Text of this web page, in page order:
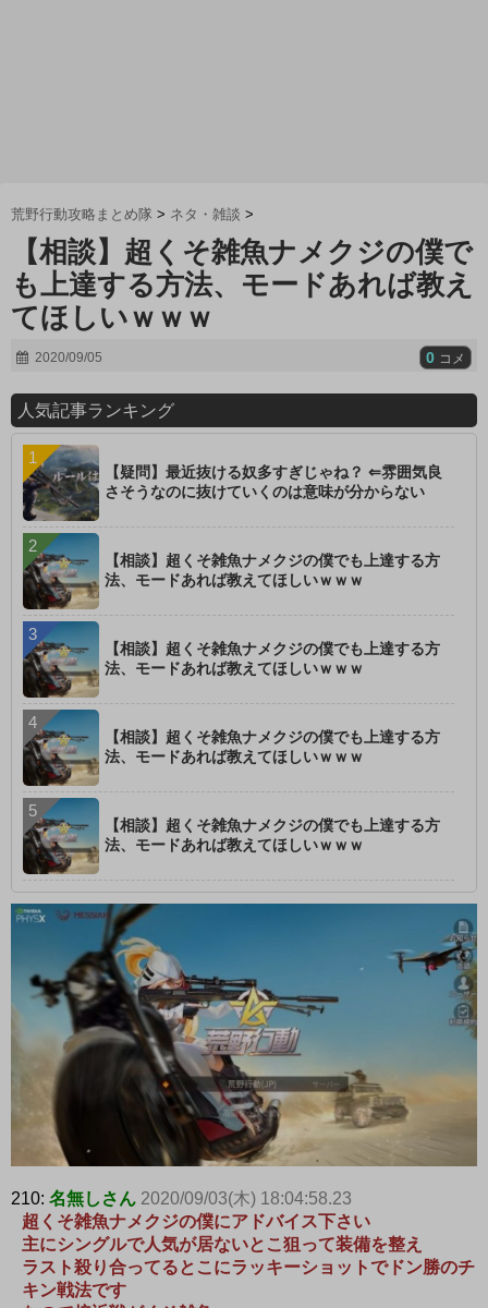
荒野行動攻略まとめ隊 > ネタ・雑談 >
【相談】超くそ雑魚ナメクジの僕で
も上達する方法、モードあれば教え
てほしいｗｗｗ
2020/09/05 0 コメ
人気記事ランキング
【疑問】最近抜ける奴多すぎじゃね？ ⇐雰囲気良
さそうなのに抜けていくのは意味が分からない
【相談】超くそ雑魚ナメクジの僕でも上達する方
法、モードあれば教えてほしいｗｗｗ
【相談】超くそ雑魚ナメクジの僕でも上達する方
法、モードあれば教えてほしいｗｗｗ
【相談】超くそ雑魚ナメクジの僕でも上達する方
法、モードあれば教えてほしいｗｗｗ
【相談】超くそ雑魚ナメクジの僕でも上達する方
法、モードあれば教えてほしいｗｗｗ
210: 名無しさん 2020/09/03(木) 18:04:58.23
超くそ雑魚ナメクジの僕にアドバイス下さい
主にシングルで人気が居ないとこ狙って装備を整え
ラスト殺り合ってるとこにラッキーショットでドン勝のチ
キン戦法です